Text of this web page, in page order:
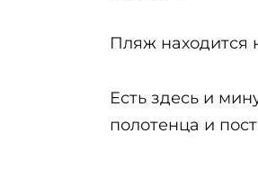
Пляж находится
Есть здесь и
полотенца и